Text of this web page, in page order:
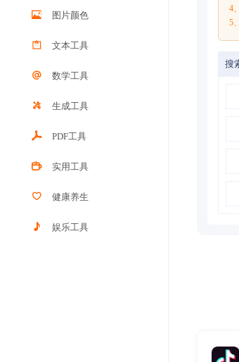
图片颜色
文本工具
数学工具
生成工具
PDF工具
实用工具
健康养生
娱乐工具
4
5
搜